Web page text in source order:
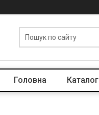
Головна Каталог